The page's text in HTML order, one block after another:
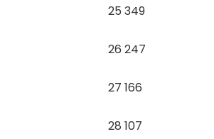
25 349
26 247
27 166
28 107